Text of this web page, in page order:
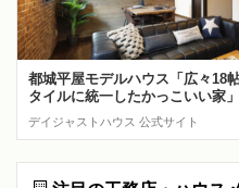
都城平屋モデルハウス「広々18
タイルに統一したかっこいい家
デイジャストハウス 公式サイト